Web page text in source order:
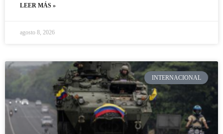
LEER MÁS »
agosto 8, 2026
INTERNACIONAL